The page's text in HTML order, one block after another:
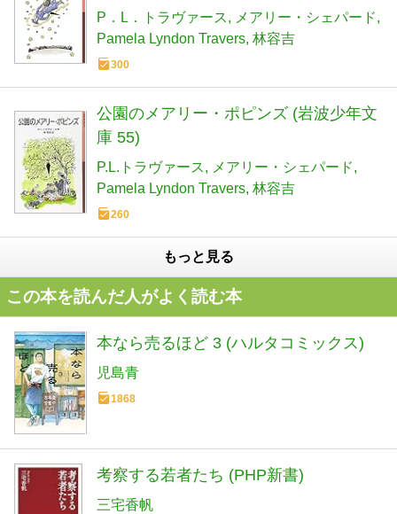
P．L．トラヴァース
メアリー・シェパード
Pamela Lyndon Travers 林容吉
300
公園のメアリー・ポピンズ (岩波少年文
庫 55)
P.L.トラヴァース
メアリー・シェパード
Pamela Lyndon Travers 林容吉
260
もっと見る
この本を読んだ人がよく読む本
本なら売るほど 3 (ハルタコミックス)
児島青
1868
考察する若者たち (PHP新書)
三宅香帆